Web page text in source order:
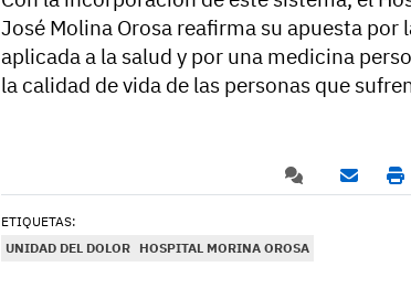
José Molina Orosa reafirma su apuesta
aplicada a la salud y por una medicina
la calidad de vida de las personas que
ETIQUETAS:
UNIDAD DEL DOLOR HOSPITAL MORINA OROSA